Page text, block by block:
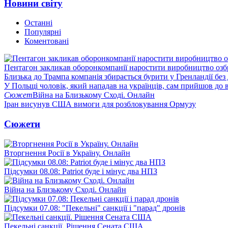
Новини світу
Останні
Популярні
Коментовані
Пентагон закликав оборонкомпанії наростити виробництво
Близька до Трампа компанія збирається бурити у Гренландії
У Польщі чоловік, який нападав на українців, сам прийшов до
СюжетВійна на Близькому Сході. Онлайн
Іран висунув США вимоги для розблокування Ормузу
Сюжети
Вторгнення Росії в Україну. Онлайн
Підсумки 08.08: Patriot буде і мінус два НПЗ
Війна на Близькому Сході. Онлайн
Підсумки 07.08: "Пекельні" санкції і "парад" дронів
Пекельні санкції. Рішення Сената США